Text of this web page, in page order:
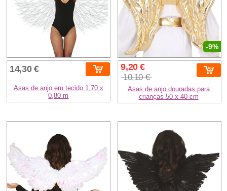
14,30 €
Asas de anjo em tecido 1,70 x
0,80 m
-9%
9,20 €
10,10 €
Asas de anjo douradas para
crianças 50 x 40 cm